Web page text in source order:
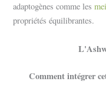
adaptogènes comme les
propriétés équilibrantes.
Comment intégrer